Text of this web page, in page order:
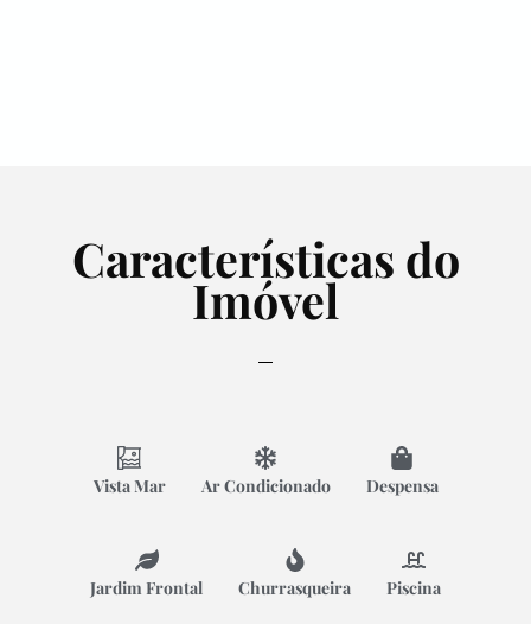
Características do
Imóvel
Vista Mar Ar Condicionado Despensa
Jardim Frontal Churrasqueira Piscina